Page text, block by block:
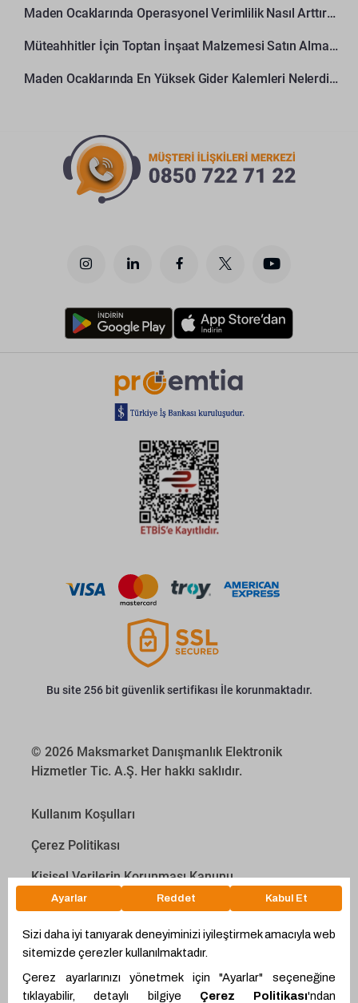
WhatsApp
Teklif Hattı
Maden Ocaklarında Operasyonel Verimlilik Nasıl Arttırılır?
Müteahhitler İçin Toptan İnşaat Malzemesi Satın Alma Rehberi
Maden Ocaklarında En Yüksek Gider Kalemleri Nelerdir?
Bu site 256 bit güvenlik sertifikası İle korunmaktadır.
© 2026 Maksmarket Danışmanlık Elektronik
Hizmetler Tic. A.Ş. Her hakkı saklıdır.
Kullanım Koşulları
Çerez Politikası
Kişisel Verilerin Korunması Kanunu
İletişim Aydınlatma Metni
Proyakıt
Ödeme Hesaplama Aracı